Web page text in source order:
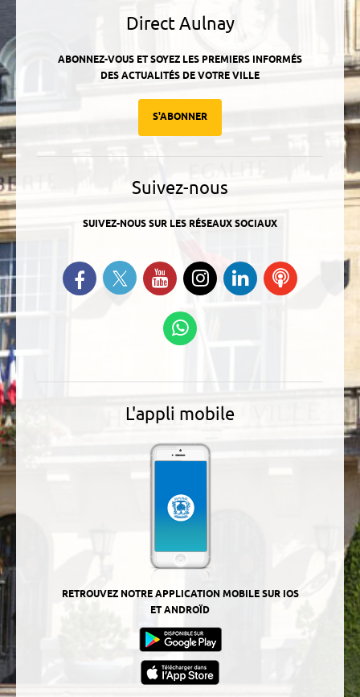
Direct Aulnay
ABONNEZ-VOUS ET SOYEZ LES PREMIERS INFORMÉS
DES ACTUALITÉS DE VOTRE VILLE
S'ABONNER
Suivez-nous
SUIVEZ-NOUS SUR LES RÉSEAUX SOCIAUX
Retrouvez-nous sur Facebook
Suivez-nous sur Twitter
Suivez-nous sur YouTube
Suivez-nous sur
Instagram
Retrouvez-
nous sur
Ecoutez
L'appli mobile
RETROUVEZ NOTRE APPLICATION MOBILE SUR IOS
ET ANDROÏD